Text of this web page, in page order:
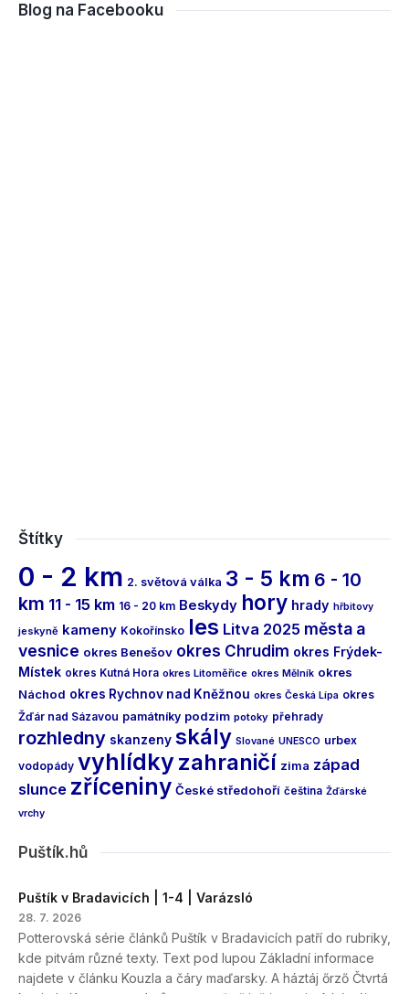
Blog na Facebooku
Štítky
0 - 2 km 2. světová válka 3 - 5 km 6 - 10
km 11 - 15 km 16 - 20 km Beskydy hory hrady hřbitovy
jeskyně kameny Kokořínsko les Litva 2025 města a
vesnice okres Benešov okres Chrudim okres Frýdek-
Místek okres Kutná Hora okres Litoměřice okres Mělník okres
Náchod okres Rychnov nad Kněžnou okres Česká Lípa okres
Žďár nad Sázavou památníky podzim potoky přehrady
rozhledny skanzeny skály Slované UNESCO urbex
vodopády vyhlídkyzahraničí zima západ
slunce zříceniny České středohoří čeština Žďárské
vrchy
Puštík.hů
Puštík v Bradavicích | 1-4 | Varázsló
28. 7. 2026
Potterovská série článků Puštík v Bradavicích patří do rubriky,
kde pitvám různé texty. Text pod lupou Základní informace
najdete v článku Kouzla a čáry maďarsky. A háztáj őrző Čtvrtá